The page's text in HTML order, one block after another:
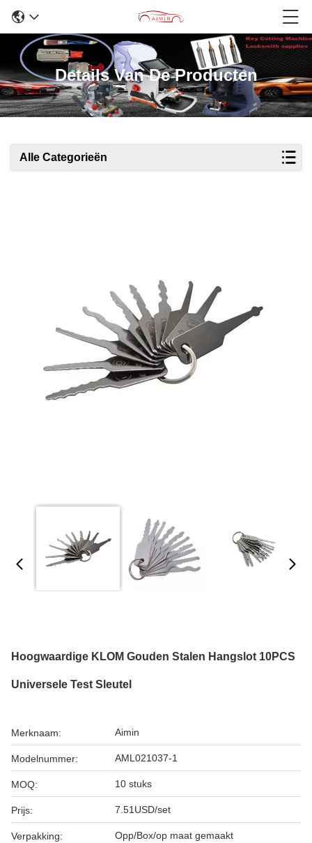
Details Van De Producten
Alle Categorieën
Hoogwaardige KLOM Gouden Stalen Hangslot 10PCS
Universele Test Sleutel
Merknaam: Aimin
Modelnummer: AML021037-1
MOQ: 10 stuks
Prijs: 7.51USD/set
Verpakking: Opp/Box/op maat gemaakt